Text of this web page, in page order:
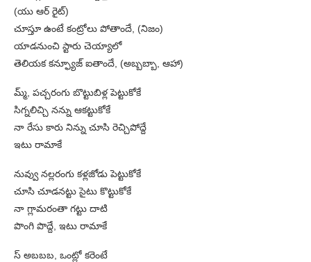
(యు ఆర్ రైట్)
చూస్తూ ఉంటే కంట్రోలు పోతాందే, (నిజం)
యాడనుంచి స్టారు చెయ్యాలో
తెలియక కన్ఫ్యూజ్ ఐతాందే, (అబ్బబ్బా, ఆహా)
మ్మ్, పచ్చరంగు బొట్టుబిళ్ల పెట్టుకోకే
సిగ్నలిచ్చి నన్ను ఆకట్టుకోకే
నా రేసు కారు నిన్ను చూసి రెచ్చిపోద్దే
ఇటు రామాకే
నువ్వు నల్లరంగు కళ్లజోడు పెట్టుకోకే
చూసి చూడనట్టు సైటు కొట్టుకోకే
నా గ్లామరంతా గట్టు దాటి
పొంగి పొద్దే, ఇటు రామాకే
స్ అబబబ, ఒంట్లో కరెంటే